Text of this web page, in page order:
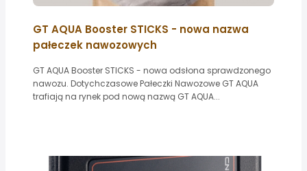
GT AQUA Booster STICKS - nowa nazwa
pałeczek nawozowych
GT AQUA Booster STICKS - nowa odsłona sprawdzonego
nawozu. Dotychczasowe Pałeczki Nawozowe GT AQUA
trafiają na rynek pod nową nazwą GT AQUA...